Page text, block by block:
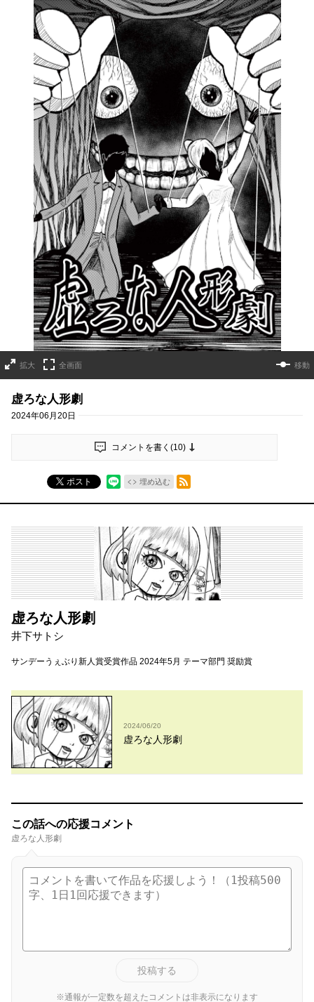
拡大 全画面 移動
虚ろな人形劇
2024年06月20日
コメントを書く(10)
ポスト 埋め込む
RSSフィード
虚ろな人形劇
井下サトシ
サンデーうぇぶり新人賞受賞作品 2024年5月 テーマ部門 奨励賞
2024/06/20
虚ろな人形劇
この話への応援コメント
虚ろな人形劇
投稿する
※通報が一定数を超えたコメントは非表示になります